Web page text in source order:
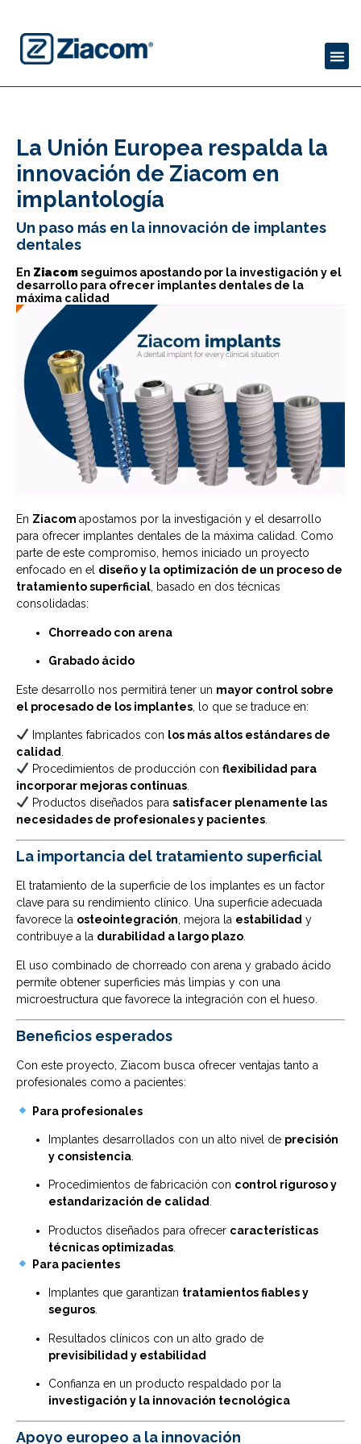
La Unión Europea respalda la
innovación de Ziacom en
implantología
Un paso más en la innovación de implantes
dentales
En Ziacomseguimos apostando por la investigación y el
desarrollo para ofrecer implantes dentales de la
máxima calidad
En Ziacom apostamos por la investigación y el desarrollo
para ofrecer implantes dentales de la máxima calidad. Como
parte de este compromiso, hemos iniciado un proyecto
enfocado en el diseño y la optimización de un proceso de
tratamiento superficial, basado en dos técnicas
consolidadas:
Chorreado con arena
Grabado ácido
Este desarrollo nos permitirá tener un mayor control sobre
el procesado de los implantes , lo que se traduce en:
Implantes fabricados con los más altos estándares de
calidad
Procedimientos de producción con flexibilidad para
incorporar mejoras continuas
Productos diseñados para satisfacer plenamente las
necesidades de profesionales y pacientes
La importancia del tratamiento superficial
El tratamiento de la superficie de los implantes es un factor
clave para su rendimiento clínico. Una superficie adecuada
favorece la osteointegración, mejora la estabilidad y
contribuye a la durabilidad a largo plazo.
El uso combinado de chorreado con arena y grabado ácido
permite obtener superficies más limpias y con una
microestructura que favorece la integración con el hueso.
Beneficios esperados
Con este proyecto, Ziacom busca ofrecer ventajas tanto a
profesionales como a pacientes:
Para profesionales
Implantes desarrollados con un alto nivel de precisión
y consistencia
Procedimientos de fabricación con control riguroso y
estandarización de calidad.
Productos diseñados para ofrecer características
técnicas optimizadas
Para pacientes
Implantes que garantizan tratamientos fiables y
seguros
Resultados clínicos con un alto grado de
previsibilidad y estabilidad
Confianza en un producto respaldado por la
investigación y la innovación tecnológica
Apoyo europeo a la innovación